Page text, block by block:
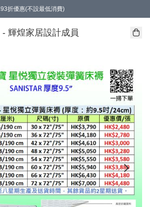
折優惠(不設最低消費)
輝煌家居設計成員